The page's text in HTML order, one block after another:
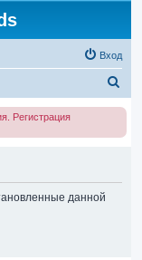
Вход
Регистрация
данной